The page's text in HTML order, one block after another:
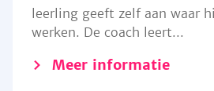
leerling geeft zelf aan waar
werken. De coach leert...
Meer informatie